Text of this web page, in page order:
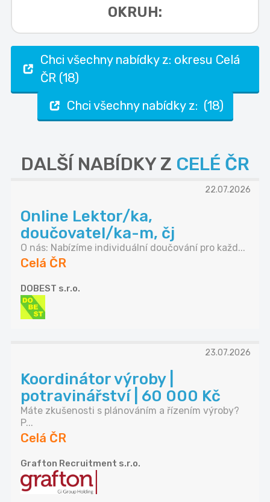
OKRUH:
Chci všechny nabídky z: okresu Celá
ČR (18)
Chci všechny nabídky z: (18)
DALŠÍ NABÍDKY Z CELÉ ČR
22.07.2026
Online Lektor/ka,
doučovatel/ka-m, čj
O nás: Nabízíme individuální doučování pro každ...
Celá ČR
DOBEST s.r.o.
23.07.2026
Koordinátor výroby |
potravinářství | 60 000 Kč
Máte zkušenosti s plánováním a řízením výroby?
P...
Celá ČR
Grafton Recruitment s.r.o.